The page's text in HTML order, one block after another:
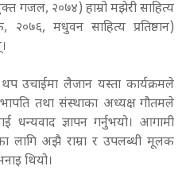
गजल, २०७४) हाम्रो मझेरी साहित्य
मधुवन साहित्य प्रतिष्ठान)
थप उचाईमा लैजान यस्ता कार्यक्रमले
तथा संस्थाका अध्यक्ष गौतमले
धन्यवाद ज्ञापन गर्नुभयो। आगामी
लागि अझै राम्रा र उपलब्धी मूलक
थियो।